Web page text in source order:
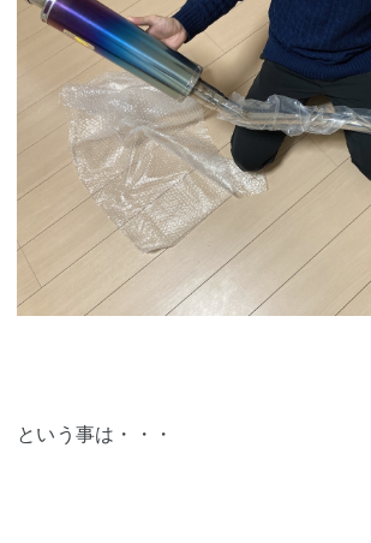
という事は・・・